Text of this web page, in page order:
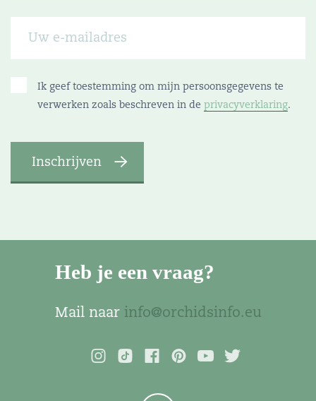
Ik geef toestemming om mijn persoonsgegevens te
verwerken zoals beschreven in de privacyverklaring.
Heb je een vraag?
Mail naar info@orchidsinfo.eu